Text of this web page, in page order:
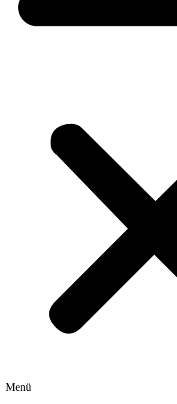
Menü